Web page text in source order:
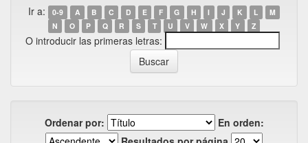
Ir a: 0-9 A B C D E F G H I J K L
M
N
O P Q R S T U V W X Y Z
O introducir las primeras letras:
Ordenar por:
En orden: